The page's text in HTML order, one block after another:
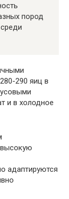
пород
290 яиц в
и в холодное
адаптируются